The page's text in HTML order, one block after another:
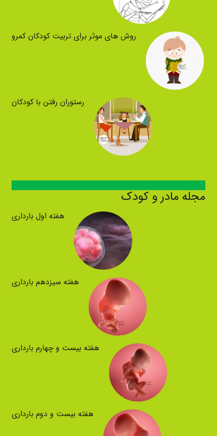
روش های موثر برای تربیت کودکان کمرو
رستوران رفتن با کودکان
مجله مادر و کودک
هفته اول بارداری
هفته سیزدهم بارداری
هفته بیست و چهارم بارداری
هفته بیست و دوم بارداری